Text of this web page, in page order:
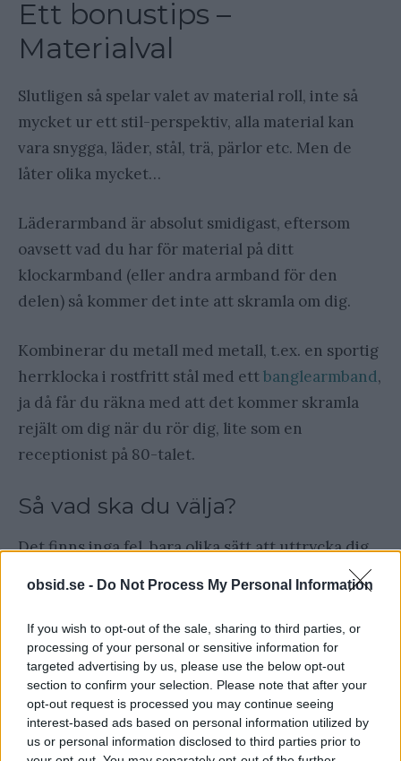
obsid.se - Do Not Process My Personal Information
If you wish to opt-out of the sale, sharing to third parties, or
processing of your personal or sensitive information for
targeted advertising by us, please use the below opt-out
section to confirm your selection. Please note that after your
opt-out request is processed you may continue seeing
interest-based ads based on personal information utilized by
us or personal information disclosed to third parties prior to
Ett bonustips –
Materialval
Slutligen så spelar valet av material roll, inte så
mycket ur ett stil-perspektiv, alla material kan
vara snygga, läder, stål, trä, pärlor etc. Men de
låter olika mycket…
Läderarmband är absolut smidigast, eftersom
oavsett vad du har för material på ditt
klockarmband (eller andra armband för den
delen) så kommer det inte att skramla om dig.
Kombinerar du metall med metall, t.ex. en sportig
herrklocka i rostfritt stål med ettbanglearmband,
ja då får du räkna med att det kommer skramla
rejält om dig när du rör dig, lite som en
receptionist på 80-talet.
Så vad ska du välja?
Det finns inga fel, bara olika sätt att uttrycka dig.
Vill du ha en snygg, avskalad look? Kör på samma
arm som klockan. Vill du skapa en intressant
balans? Testa motsatt arm. Nyckeln till stil ligger i
balans och eftertanke, även när det gäller något
så enkelt som vilken arm du bär ditt armband på.
Behöver du nya armband till accessoar-lådan,
kolla då in Scottsberry, de harläderarmband både
med- och utan metallspänne, samt så klart